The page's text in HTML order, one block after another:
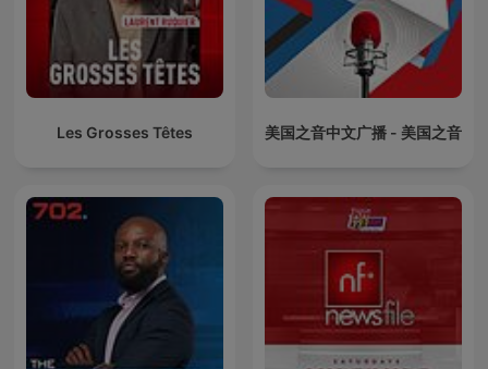
Les Grosses Têtes 美国之音中文广播 - 美国之音